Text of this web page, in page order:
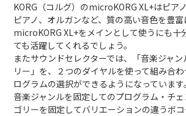
KORG（コルグ）のmicroKORG XL+はピア
ピアノ、オルガンなど、質の高い音色を豊富
microKORG XL+をメインとして使うにも十
ても活躍してくれるでしょう。
またサウンドセレクターでは、「音楽ジャ
リー」を、２つのダイヤルを使って組み合
ログラムの選択ができるようになっています。
音楽ジャンルを固定してのプログラム・チ
ゴリーを固定してバリエーションの違うボ